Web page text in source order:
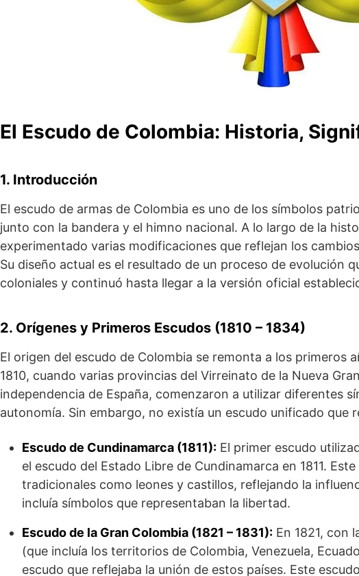
El Escudo de Colombia: Historia,
1. Introducción
El escudo de armas de Colombia es uno de los símbolos
junto con la bandera y el himno nacional. A lo largo de la
experimentado varias modificaciones que reflejan los
Su diseño actual es el resultado de un proceso de evolución
coloniales y continuó hasta llegar a la versión oficial
2. Orígenes y Primeros Escudos (1810 – 1834)
El origen del escudo de Colombia se remonta a los primeros
1810, cuando varias provincias del Virreinato de la Nueva
independencia de España, comenzaron a utilizar diferentes
autonomía. Sin embargo, no existía un escudo unificado que
Escudo de Cundinamarca (1811): El primer escudo
el escudo del Estado Libre de Cundinamarca en 1811.
tradicionales como leones y castillos, reflejando la
incluía símbolos que representaban la libertad.
Escudo de la Gran Colombia (1821 – 1831): En 1821, con
(que incluía los territorios de Colombia, Venezuela,
escudo que reflejaba la unión de estos países. Este